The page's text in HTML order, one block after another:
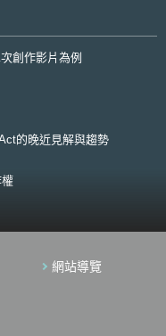
之外並乘勝追擊，在專利無
出船井電機反托拉斯和不公
以公眾的利益(public
護自我評估工具包（Data
年3月底開始（受理申請）
共享，或是如何整合應用大
解，以弭平差異，同時向公
，確保符合目的之應用。
創作影片為例
的晚近見解與趨勢
網站導覽